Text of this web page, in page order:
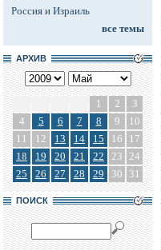
Россия и Израиль
все темы
АРХИВ
1 2
3
4
5 6 7 8 9
10
11
12 13 14 15 16
17
18
19 20 21 22 23 24
25
26 27 28 29 30 31
ПОИСК